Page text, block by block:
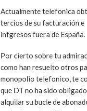
Actualmente telefonica
tercios de su facturación e
infgresos fuera de España.
Por cierto sobre tu
como han resuelto otros
monopolio telefonico, te
que DT no ha sido
alquilar su bucle de